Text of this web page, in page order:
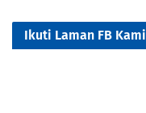
Ikuti Laman FB Kami